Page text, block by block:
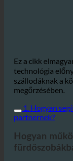
Ez a cikk
technológia
szállodáknak a
megőrzésében.
1. Hogyan
partnernek?
Hogyan